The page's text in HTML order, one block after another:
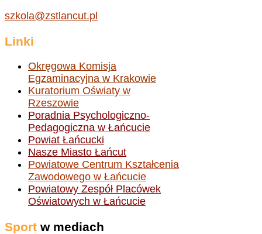
szkola@zstlancut.pl
Linki
Okręgowa Komisja
Egzaminacyjna w Krakowie
Kuratorium Oświaty w
Rzeszowie
Poradnia Psychologiczno-
Pedagogiczna w Łańcucie
Powiat Łańcucki
Nasze Miasto Łańcut
Powiatowe Centrum Kształcenia
Zawodowego w Łańcucie
Powiatowy Zespół Placówek
Oświatowych w Łańcucie
Sport w mediach